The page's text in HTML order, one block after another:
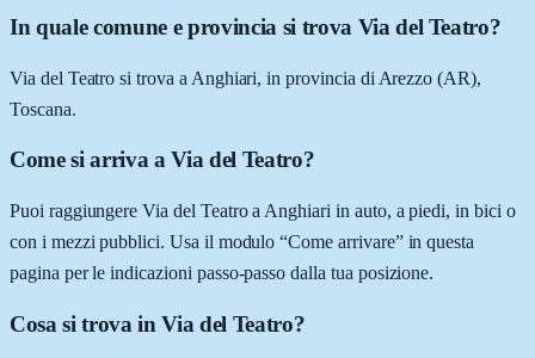
In quale comune e provincia si trova Via del Teatro?
Via del Teatro si trova a Anghiari, in provincia di Arezzo (AR),
Toscana.
Come si arriva a Via del Teatro?
Puoi raggiungere Via del Teatro a Anghiari in auto, a piedi, in bici o
con i mezzi pubblici. Usa il modulo “Come arrivare” in questa
pagina per le indicazioni passo-passo dalla tua posizione.
Cosa si trova in Via del Teatro?